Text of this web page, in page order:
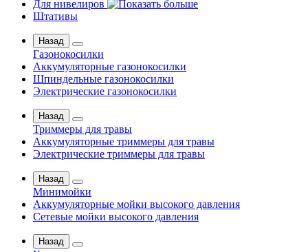
Для нивелиров
Штативы
Назад
Газонокосилки
Аккумуляторные газонокосилки
Шпиндельные газонокосилки
Электрические газонокосилки
Назад
Триммеры для травы
Аккумуляторные триммеры для травы
Электрические триммеры для травы
Назад
Минимойки
Аккумуляторные мойки высокого давления
Сетевые мойки высокого давления
Назад